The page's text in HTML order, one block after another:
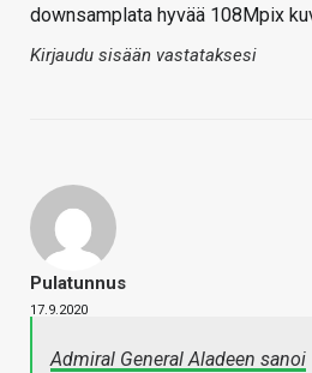
downsamplata hyvää 108Mpix
Kirjaudu sisään vastataksesi
Pulatunnus
17.9.2020
Admiral General Aladeen sanoi